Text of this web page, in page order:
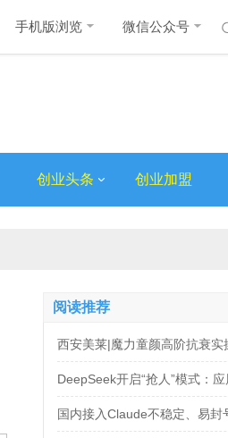
手机版浏览 微信公众号
创业头条 创业加盟
阅读推荐
西安美莱|魔力童颜高阶抗衰实
锁自然年轻新姿态
DeepSeek开启“抢人”模式：
万，法务岗高达160万！
国内接入Claude不稳定、易封